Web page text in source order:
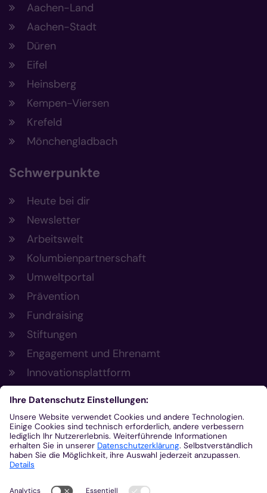
Aachen-Land
Aachen-Stadt
Düren
Eifel
Heinsberg
Kempen-Viersen
Krefeld
Mönchengladbach
Schwerpunkte
Heute bei dir
Newsletter
Arbeitswelt
Kolumbienpartnerschaft
Umweltportal
Prävention
Fundraising
Stiftungen
Engagement und Ehrenamt
Innovationsplattform
Aus der Plattform
Nachrichten
Veranstaltungen
Gottesdienste
Stellenangebote